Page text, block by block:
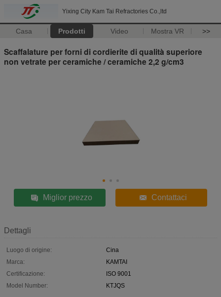
Yixing City Kam Tai Refractories Co.,ltd
Casa Prodotti Video Mostra VR >>
Scaffalature per forni di cordierite di qualità superiore
non vetrate per ceramiche / ceramiche 2,2 g/cm3
Miglior prezzo Contattaci
Dettagli
Luogo di origine:
Cina
Marca:
KAMTAI
Certificazione:
ISO 9001
Model Number:
KTJQS